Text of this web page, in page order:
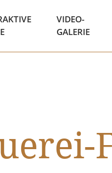
VIDEO-
GALERIE